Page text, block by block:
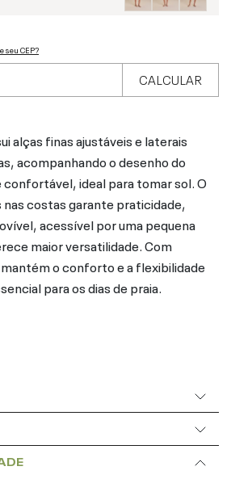
seu CEP?
CALCULAR
alças finas ajustáveis e laterais
acompanhando o desenho do
ideal para tomar sol. O
costas garante praticidade,
acessível por uma pequena
maior versatilidade. Com
o conforto e a flexibilidade
para os dias de praia.